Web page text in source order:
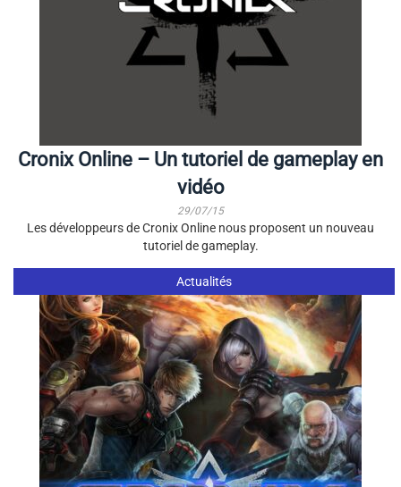
Cronix Online – Un tutoriel de gameplay en
vidéo
29/07/15
Les développeurs de Cronix Online nous proposent un nouveau
tutoriel de gameplay.
Actualités